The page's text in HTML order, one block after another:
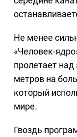
Не менее
«Человек-
пролетает
метров на
который
мире.
Гвоздь